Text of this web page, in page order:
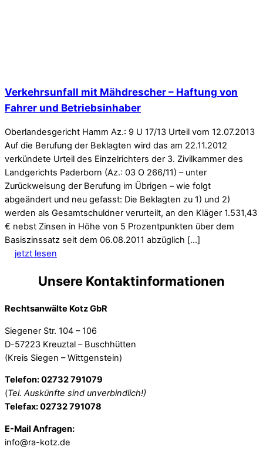
Verkehrsunfall mit Mähdrescher – Haftung von
Fahrer und Betriebsinhaber
Oberlandesgericht Hamm Az.: 9 U 17/13 Urteil vom 12.07.2013
Auf die Berufung der Beklagten wird das am 22.11.2012
verkündete Urteil des Einzelrichters der 3. Zivilkammer des
Landgerichts Paderborn (Az.: 03 O 266/11) – unter
Zurückweisung der Berufung im Übrigen – wie folgt
abgeändert und neu gefasst: Die Beklagten zu 1) und 2)
werden als Gesamtschuldner verurteilt, an den Kläger 1.531,43
€ nebst Zinsen in Höhe von 5 Prozentpunkten über dem
Basiszinssatz seit dem 06.08.2011 abzüglich […]
jetzt lesen
Unsere Kontaktinformationen
Rechtsanwälte Kotz GbR
Siegener Str. 104 – 106
D-57223 Kreuztal – Buschhütten
(Kreis Siegen – Wittgenstein)
Telefon: 02732 791079
(Tel. Auskünfte sind unverbindlich!)
Telefax: 02732 791078
E-Mail Anfragen:
info@ra-kotz.de